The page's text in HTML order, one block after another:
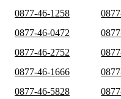
0877-46-1258
0877-46-0472
0877-46-2752
0877-46-1666
0877-46-5828